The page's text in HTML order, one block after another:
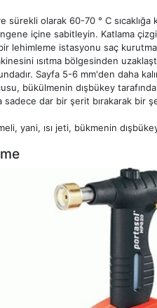
sürekli olarak 60-70 ° C sıcaklığa
içine sabitleyin. Katlama
lehimleme istasyonu saç
ısıtma bölgesinden
Sayfa 5-6 mm'den daha
bükülmenin dışbükey tarafında
dar bir şerit bırakarak bir
yani, ısı jeti, bükmenin